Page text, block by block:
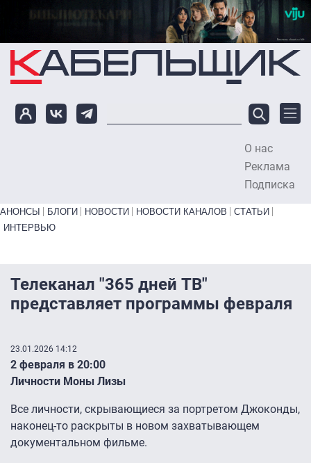
Перейти к основному содержанию
О нас
Реклама
Подписка
Primary links bottom
АНОНСЫ БЛОГИ НОВОСТИ НОВОСТИ КАНАЛОВ
СТАТЬИ
ИНТЕРВЬЮ
Телеканал "365 дней ТВ"
представляет программы февраля
23.01.2026 14:12
2 февраля в 20:00
Личности Моны Лизы
Все личности, скрывающиеся за портретом Джоконды,
наконец-то раскрыты в новом захватывающем
документальном фильме.